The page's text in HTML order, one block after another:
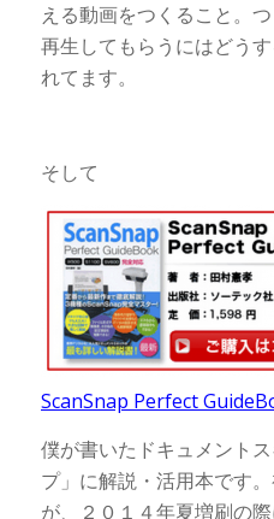
える動画をつくること。
再生してもらうにはどう
れてます。
そして
ScanSnap Perfect
僕が書いたドキュメント
プ」に解説・活用本です
が、２０１４年夏増刷の